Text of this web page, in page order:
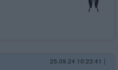
25.09.24 10:23:41 |